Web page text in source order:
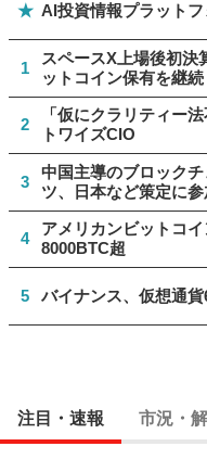
★ AI投資情報プラット
1
スペースX上場後初
ットコイン保有を継続
2
「仮にクラリティー
トワイズCIO
3
中国主導のブロック
ツ、日本など策定に参
4
アメリカンビットコ
8000BTC超
5 バイナンス、仮想通
注目・速報 市況・